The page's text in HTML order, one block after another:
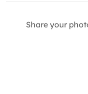
Share your